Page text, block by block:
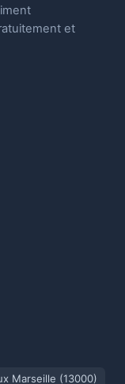
et
Marseille (13000)